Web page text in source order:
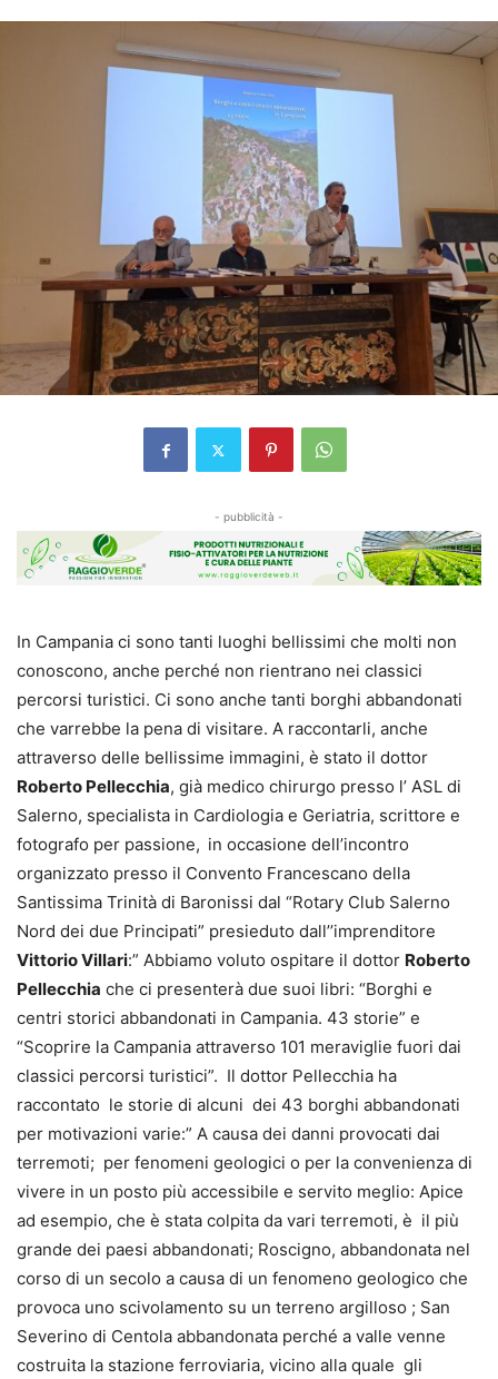
- pubblicità -
In Campania ci sono tanti luoghi bellissimi che molti non
conoscono, anche perché non rientrano nei classici
percorsi turistici. Ci sono anche tanti borghi abbandonati
che varrebbe la pena di visitare. A raccontarli, anche
attraverso delle bellissime immagini, è stato il dottor
Roberto Pellecchia, già medico chirurgo presso l’ ASL di
Salerno, specialista in Cardiologia e Geriatria, scrittore e
fotografo per passione, in occasione dell’incontro
organizzato presso il Convento Francescano della
Santissima Trinità di Baronissi dal “Rotary Club Salerno
Nord dei due Principati” presieduto dall’’imprenditore
Vittorio Villari:” Abbiamo voluto ospitare il dottor Roberto
Pellecchia che ci presenterà due suoi libri: “Borghi e
centri storici abbandonati in Campania. 43 storie” e
“Scoprire la Campania attraverso 101 meraviglie fuori dai
classici percorsi turistici”. Il dottor Pellecchia ha
raccontato le storie di alcuni dei 43 borghi abbandonati
per motivazioni varie:” A causa dei danni provocati dai
terremoti; per fenomeni geologici o per la convenienza di
vivere in un posto più accessibile e servito meglio: Apice
ad esempio, che è stata colpita da vari terremoti, è il più
grande dei paesi abbandonati; Roscigno, abbandonata nel
corso di un secolo a causa di un fenomeno geologico che
provoca uno scivolamento su un terreno argilloso ; San
Severino di Centola abbandonata perché a valle venne
costruita la stazione ferroviaria, vicino alla quale gli